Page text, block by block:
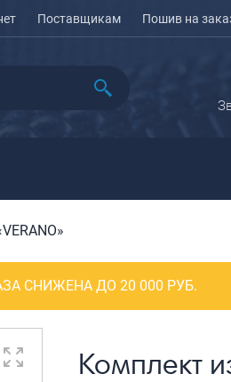
Поставщикам Пошив на
городские
Кейсы
СНИЖЕНА ДО 20 000 РУБ.
Комплект